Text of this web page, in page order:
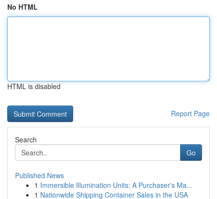
No HTML
HTML is disabled
Report Page
Search
Go
Published News
1 Immersible Illumination Units: A Purchaser's Ma...
1 Nationwide Shipping Container Sales in the USA